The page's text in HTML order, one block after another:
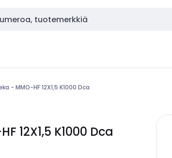
- MMO-HF 12X1,5 K1000 Dca
12X1,5 K1000 Dca